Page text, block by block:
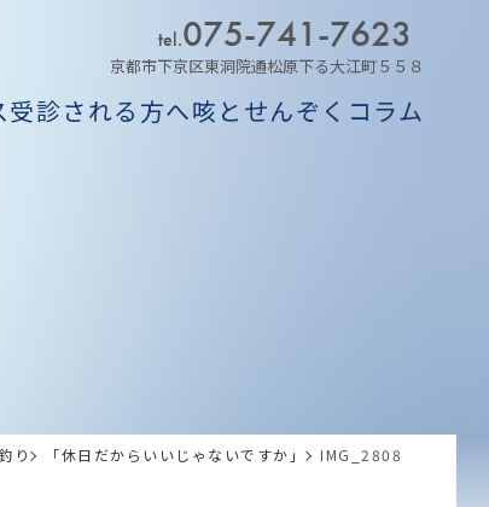
tel.075-741-7623
京都市下京区東洞院通松原下る大江町５５８
受診される方へ咳とせんぞくコラム
り 「休日だからいいじゃないですか」 IMG_2808